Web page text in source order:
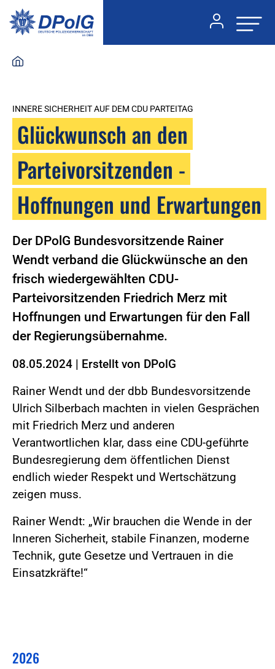
INNERE SICHERHEIT AUF DEM CDU PARTEITAG
Glückwunsch an den
Parteivorsitzenden -
Hoffnungen und Erwartungen
Der DPolG Bundesvorsitzende Rainer
Wendt verband die Glückwünsche an den
frisch wiedergewählten CDU-
Parteivorsitzenden Friedrich Merz mit
Hoffnungen und Erwartungen für den Fall
der Regierungsübernahme.
08.05.2024 | Erstellt von DPolG
Rainer Wendt und der dbb Bundesvorsitzende
Ulrich Silberbach machten in vielen Gesprächen
mit Friedrich Merz und anderen
Verantwortlichen klar, dass eine CDU-geführte
Bundesregierung dem öffentlichen Dienst
endlich wieder Respekt und Wertschätzung
zeigen muss.
Rainer Wendt: „Wir brauchen die Wende in der
Inneren Sicherheit, stabile Finanzen, moderne
Technik, gute Gesetze und Vertrauen in die
Einsatzkräfte!“
2026